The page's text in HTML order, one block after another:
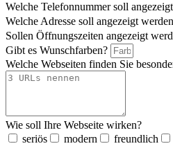
Welche Telefonnummer soll
Welche Adresse soll angezeigt
Sollen Öffnungszeiten angezeigt
Gibt es Wunschfarben?
Welche Webseiten finden Sie
Wie soll Ihre Webseite wirken?
seriös
modern freundlich